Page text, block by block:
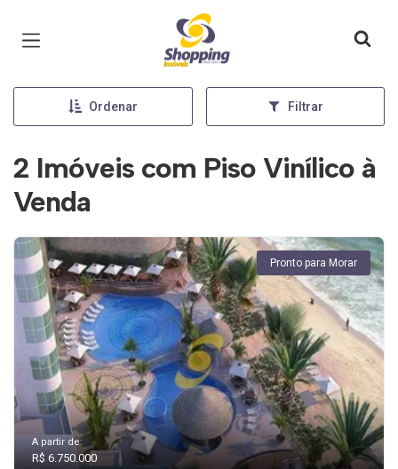
Página inicial
Ordenar Filtrar
2 Imóveis com Piso Vinílico à
Venda
Pronto para Morar
A partir de:
R$ 6.750.000